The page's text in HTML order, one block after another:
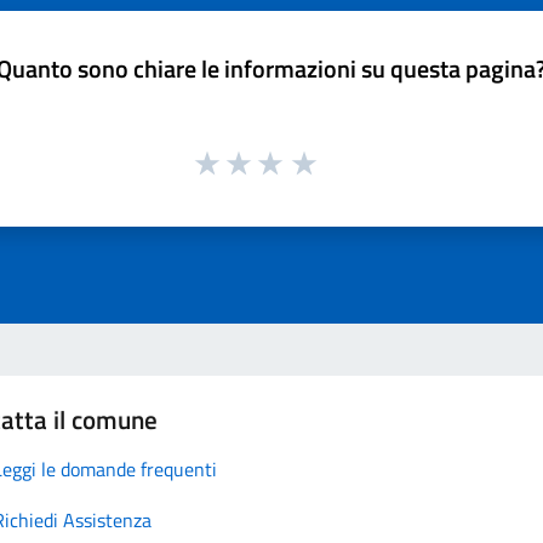
sono chiare le informazioni su questa
il comune
le domande frequenti
Assistenza